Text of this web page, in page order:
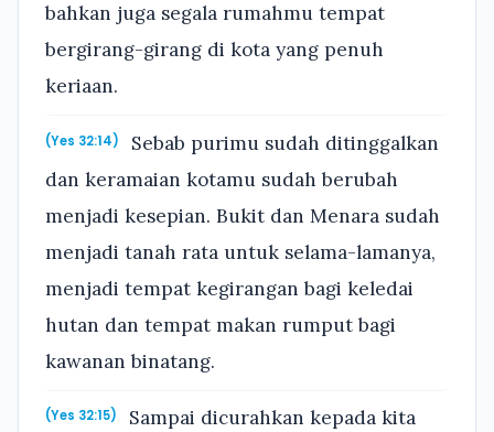
bahkan juga segala rumahmu tempat
bergirang-girang di kota yang penuh
keriaan.
(Yes 32:14)
Sebab purimu sudah ditinggalkan
dan keramaian kotamu sudah berubah
menjadi kesepian. Bukit dan Menara sudah
menjadi tanah rata untuk selama-lamanya,
menjadi tempat kegirangan bagi keledai
hutan dan tempat makan rumput bagi
kawanan binatang.
(Yes 32:15)
Sampai dicurahkan kepada kita